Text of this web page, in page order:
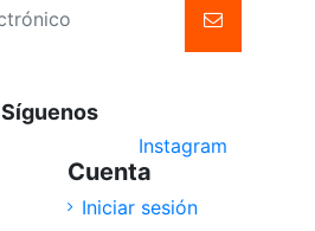
Síguenos
Instagram
Cuenta
Iniciar sesión